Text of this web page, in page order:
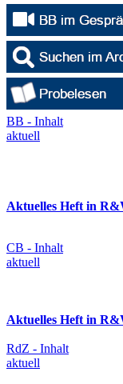
BB - Inhalt
aktuell
Aktuelles Heft in
CB - Inhalt
aktuell
Aktuelles Heft in
RdZ - Inhalt
aktuell